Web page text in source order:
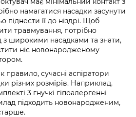
намагатися насадки засунути
піднести її до ніздрі. Щоб
травмування, потрібно
широкими насадками та знати,
ніс новонародженому
правило, сучасні аспіратори
різних розмірів. Наприклад,
3 гнучкі гіпоалергенні
підходить новонародженим,